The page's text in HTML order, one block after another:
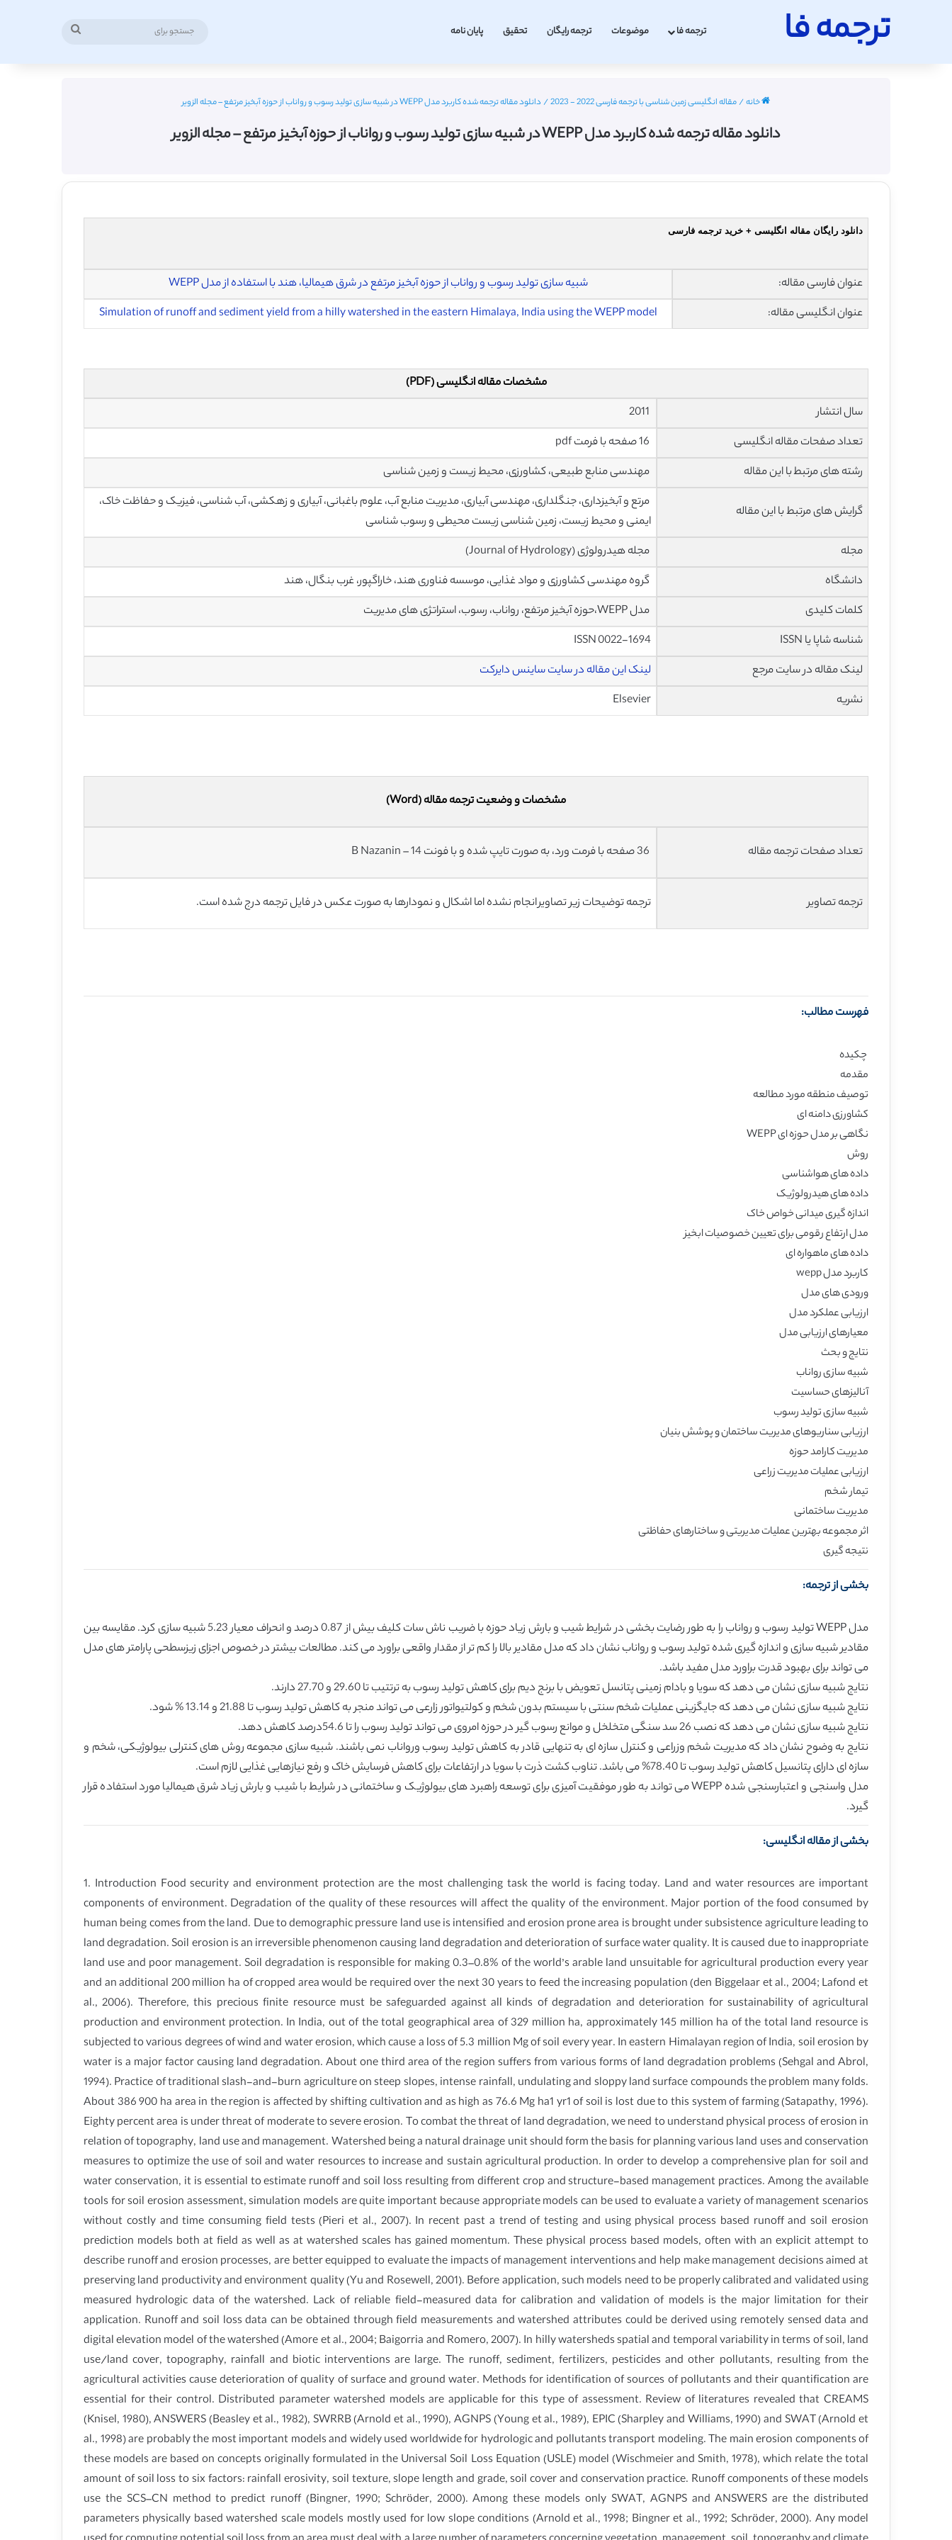
ترجمه فا ترجمه فا موضوعات ترجمه رایگان تحقیق پایان نامه
خانه/مقاله انگلیسی زمین شناسی با ترجمه فارسی 2022 - 2023 / دانلود مقاله ترجمه شده کاربرد مدل WEPP در شبیه سازی تولید رسوب و رواناب از حوزه آبخیز مرتفع – مجله الزویر
دانلود مقاله ترجمه شده کاربرد مدل WEPP در شبیه سازی تولید رسوب و رواناب از حوزه آبخیز مرتفع – مجله الزویر
دانلود رایگان مقاله انگلیسی + خرید ترجمه فارسی
عنوان فارسی مقاله:
شبیه سازی تولید رسوب و رواناب از حوزه آبخیز مرتفع در شرق هیمالیا، هند با استفاده از مدل WEPP
عنوان انگلیسی مقاله:
Simulation of runoff and sediment yield from a hilly watershed in the eastern Himalaya, India using the WEPP model
مشخصات مقاله انگلیسی (PDF)
سال انتشار
تعداد صفحات مقاله انگلیسی
رشته های مرتبط با این مقاله
مهندسی منابع طبیعی، کشاورزی، محیط زیست و زمین شناسی
گرایش های مرتبط با این مقاله
مرتع و آبخیزداری، جنگلداری، مهندسی آبیاری، مدیریت منابع آب، علوم باغبانی، آبیاری و زهکشی، آب شناسی، فیزیک و حفاظت خاک،
ایمنی و محیط زیست، زمین شناسی زیست محیطی و رسوب شناسی
مجله
مجله هیدرولوژی (Journal of Hydrology)
دانشگاه
گروه مهندسی کشاورزی و مواد غذایی، موسسه فناوری هند، خاراگپور، غرب بنگال، هند
کلمات کلیدی
مدل WEPP،حوزه آبخیز مرتفع، رواناب، رسوب، استراتژی های مدیریت
شناسه شاپا یا ISSN
ISSN 0022-1694
لینک مقاله در سایت مرجع
لینک این مقاله در سایت ساینس دایرکت
نشریه
Elsevier
مشخصات و وضعیت ترجمه مقاله (Word)
تعداد صفحات ترجمه مقاله
ترجمه تصاویر ترجمه توضیحات زیر تصاویر انجام نشده اما اشکال و نمودارها به صورت عکس در فایل ترجمه درج شده است.
فهرست مطالب:
چکیده
مقدمه
توصیف منطقه مورد مطالعه
کشاورزی دامنه ای
نگاهی بر مدل حوزه ای WEPP
روش
داده های هواشناسی
داده های هیدرولوژیک
اندازه گیری میدانی خواص خاک
مدل ارتفاع رقومی برای تعیین خصوصیات ابخیز
داده های ماهواره ای
کاربرد مدل wepp
ورودی های مدل
ارزیابی عملکرد مدل
معیارهای ارزیابی مدل
نتایج و بحث
شبیه سازی رواناب
آنالیزهای حساسیت
شبیه سازی تولید رسوب
ارزیابی سناریوهای مدیریت ساختمان و پوشش بنیان
مدیریت کارامد حوزه
ارزیابی عملیات مدیریت زراعی
تیمار شخم
مدیریت ساختمانی
اثر مجموعه بهترین عملیات مدیریتی و ساختارهای حفاظتی
نتیجه گیری
بخشی از ترجمه:
مدل WEPP تولید رسوب و رواناب را به طور رضایت بخشی در شرایط شیب و بارش زیاد حوزه با ضریب ناش سات کلیف بیش از 0.87 درصد و انحراف معیار 5.23 شبیه سازی کرد. مقایسه بین
مقادیر شبیه سازی و اندازه گیری شده تولید رسوب و رواناب نشان داد که مدل مقادیر بالا را کم تر از مقدار واقعی براورد می کند. مطالعات بیشتر در خصوص اجزای زیزسطحی پارامتر های مدل
می تواند برای بهبود قدرت براورد مدل مفید باشد.
نتایج شبیه سازی نشان می دهد که سویا و بادام زمینی پتانسل تعویض با برنج دیم برای کاهش تولید رسوب به ترتتیب تا 29.60 و 27.70 دارند.
نتایج شبیه سازی نشان می دهد که جایگزینی عملیات شخم سنتی با سیستم بدون شخم و کولتیواتور زارعی می تواند منجر به کاهش تولید رسوب تا 21.88 و 13.14 % شود.
نتایج شبیه سازی نشان می دهد که نصب 26 سد سنگی متخلخل و موانع رسوب گیر در حوزه امروی می تواند تولید رسوب را تا 54.6درصد کاهش دهد.
نتایج به وضوح نشان داد که مدیریت شخم وزراعی و کنترل سازه ای به تنهایی قادر به کاهش تولید رسوب ورواناب نمی باشند. شبیه سازی مجموعه روش های کنترلی بیولوژیکی، شخم و
سازه ای دارای پتانسیل کاهش تولید رسوب تا 78.40% می باشد. تناوب کشت ذرت با سویا در ارتفاعات برای کاهش فرسایش خاک و رفع نیازهایی غذایی لازم است.
مدل واسنجی و اعتبارسنجی شده WEPP می تواند به طور موفقیت آمیزی برای توسعه راهبرد های بیولوژیک و ساختمانی در شرایط با شیب و بارش زیاد شرق هیمالیا مورد استفاده قرار
گیرد.
بخشی از مقاله انگلیسی:
1. Introduction Food security and environment protection are the most challenging task the world is facing today. Land and water resources are important
components of environment. Degradation of the quality of these resources will affect the quality of the environment. Major portion of the food consumed by
human being comes from the land. Due to demographic pressure land use is intensified and erosion prone area is brought under subsistence agriculture leading to
land degradation. Soil erosion is an irreversible phenomenon causing land degradation and deterioration of surface water quality. It is caused due to inappropriate
land use and poor management. Soil degradation is responsible for making 0.3–0.8% of the world’s arable land unsuitable for agricultural production every year
and an additional 200 million ha of cropped area would be required over the next 30 years to feed the increasing population (den Biggelaar et al., 2004; Lafond et
al., 2006). Therefore, this precious finite resource must be safeguarded against all kinds of degradation and deterioration for sustainability of agricultural
production and environment protection. In India, out of the total geographical area of 329 million ha, approximately 145 million ha of the total land resource is
subjected to various degrees of wind and water erosion, which cause a loss of 5.3 million Mg of soil every year. In eastern Himalayan region of India, soil erosion by
water is a major factor causing land degradation. About one third area of the region suffers from various forms of land degradation problems (Sehgal and Abrol,
1994). Practice of traditional slash-and-burn agriculture on steep slopes, intense rainfall, undulating and sloppy land surface compounds the problem many folds.
About 386 900 ha area in the region is affected by shifting cultivation and as high as 76.6 Mg ha1 yr1 of soil is lost due to this system of farming (Satapathy, 1996).
Eighty percent area is under threat of moderate to severe erosion. To combat the threat of land degradation, we need to understand physical process of erosion in
relation of topography, land use and management. Watershed being a natural drainage unit should form the basis for planning various land uses and conservation
measures to optimize the use of soil and water resources to increase and sustain agricultural production. In order to develop a comprehensive plan for soil and
water conservation, it is essential to estimate runoff and soil loss resulting from different crop and structure-based management practices. Among the available
tools for soil erosion assessment, simulation models are quite important because appropriate models can be used to evaluate a variety of management scenarios
without costly and time consuming field tests (Pieri et al., 2007). In recent past a trend of testing and using physical process based runoff and soil erosion
prediction models both at field as well as at watershed scales has gained momentum. These physical process based models, often with an explicit attempt to
describe runoff and erosion processes, are better equipped to evaluate the impacts of management interventions and help make management decisions aimed at
preserving land productivity and environment quality (Yu and Rosewell, 2001). Before application, such models need to be properly calibrated and validated using
measured hydrologic data of the watershed. Lack of reliable field-measured data for calibration and validation of models is the major limitation for their
application. Runoff and soil loss data can be obtained through field measurements and watershed attributes could be derived using remotely sensed data and
digital elevation model of the watershed (Amore et al., 2004; Baigorria and Romero, 2007). In hilly watersheds spatial and temporal variability in terms of soil, land
use/land cover, topography, rainfall and biotic interventions are large. The runoff, sediment, fertilizers, pesticides and other pollutants, resulting from the
agricultural activities cause deterioration of quality of surface and ground water. Methods for identification of sources of pollutants and their quantification are
essential for their control. Distributed parameter watershed models are applicable for this type of assessment. Review of literatures revealed that CREAMS
(Knisel, 1980), ANSWERS (Beasley et al., 1982), SWRRB (Arnold et al., 1990), AGNPS (Young et al., 1989), EPIC (Sharpley and Williams, 1990) and SWAT (Arnold et
al., 1998) are probably the most important models and widely used worldwide for hydrologic and pollutants transport modeling. The main erosion components of
these models are based on concepts originally formulated in the Universal Soil Loss Equation (USLE) model (Wischmeier and Smith, 1978), which relate the total
amount of soil loss to six factors: rainfall erosivity, soil texture, slope length and grade, soil cover and conservation practice. Runoff components of these models
use the SCS–CN method to predict runoff (Bingner, 1990; Schröder, 2000). Among these models only SWAT, AGNPS and ANSWERS are the distributed
parameters physically based watershed scale models mostly used for low slope conditions (Arnold et al., 1998; Bingner et al., 1992; Schröder, 2000). Any model